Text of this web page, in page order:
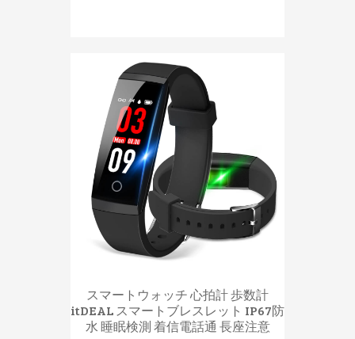
スマートウォッチ 心拍計 歩数計
itDEAL スマートブレスレット IP67防
水 睡眠検測 着信電話通 長座注意